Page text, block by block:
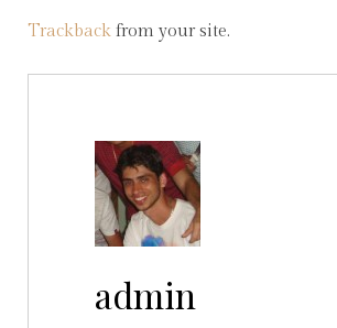
Trackback from your site.
admin